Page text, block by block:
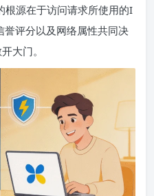
根源在于访问请求所使用的I
评分以及网络属性共同决
大门。